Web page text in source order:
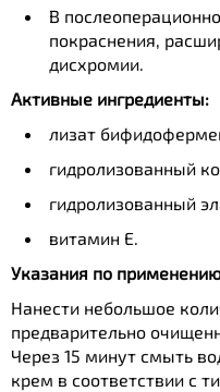
В
покраснения,
дисхромии.
Активные ингредиенты:
лизат
гидролизованный
гидролизованный
витамин Е.
Указания по
Нанести небольшое
предварительно
Через 15 минут смыть
крем в соответствии с